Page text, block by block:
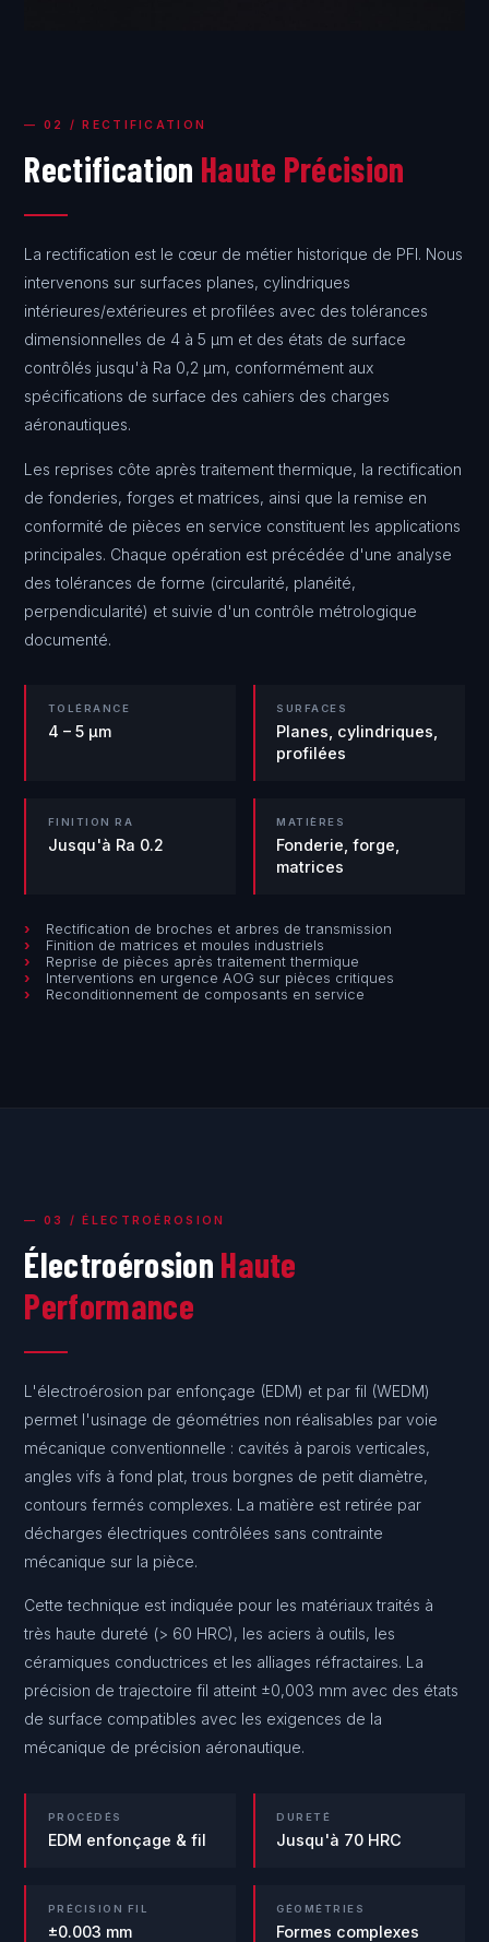
— 02 / RECTIFICATION
Rectification Haute Précision
La rectification est le cœur de métier historique de PFI. Nous
intervenons sur surfaces planes, cylindriques
intérieures/extérieures et profilées avec des tolérances
dimensionnelles de 4 à 5 µm et des états de surface
contrôlés jusqu'à Ra 0,2 µm, conformément aux
spécifications de surface des cahiers des charges
aéronautiques.
Les reprises côte après traitement thermique, la rectification
de fonderies, forges et matrices, ainsi que la remise en
conformité de pièces en service constituent les applications
principales. Chaque opération est précédée d'une analyse
des tolérances de forme (circularité, planéité,
perpendicularité) et suivie d'un contrôle métrologique
documenté.
TOLÉRANCE
4 – 5 µm
SURFACES
Planes, cylindriques,
profilées
FINITION RA
Jusqu'à Ra 0.2
MATIÈRES
Fonderie, forge,
matrices
Rectification de broches et arbres de transmission
Finition de matrices et moules industriels
Reprise de pièces après traitement thermique
Interventions en urgence AOG sur pièces critiques
Reconditionnement de composants en service
— 03 / ÉLECTROÉROSION
Électroérosion Haute
Performance
L'électroérosion par enfonçage (EDM) et par fil (WEDM)
permet l'usinage de géométries non réalisables par voie
mécanique conventionnelle : cavités à parois verticales,
angles vifs à fond plat, trous borgnes de petit diamètre,
contours fermés complexes. La matière est retirée par
décharges électriques contrôlées sans contrainte
mécanique sur la pièce.
Cette technique est indiquée pour les matériaux traités à
très haute dureté (> 60 HRC), les aciers à outils, les
céramiques conductrices et les alliages réfractaires. La
précision de trajectoire fil atteint ±0,003 mm avec des états
de surface compatibles avec les exigences de la
mécanique de précision aéronautique.
PROCÉDÉS
EDM enfonçage & fil
DURETÉ
Jusqu'à 70 HRC
PRÉCISION FIL
±0.003 mm
GÉOMÉTRIES
Formes complexes